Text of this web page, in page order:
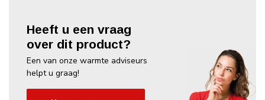
Heeft u een vraag
over dit product?
Een van onze warmte adviseurs
helpt u graag!